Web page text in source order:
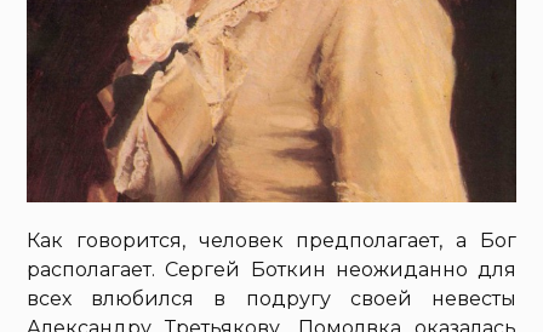
Как говорится, человек предполагает, а Бог
располагает. Сергей Боткин неожиданно для
всех влюбился в подругу своей невесты
Александру Третьякову. Помолвка оказалась